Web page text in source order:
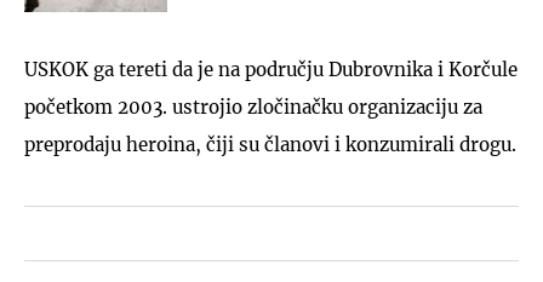
USKOK ga tereti da je na području Dubrovnika i Korčule
početkom 2003. ustrojio zločinačku organizaciju za
preprodaju heroina, čiji su članovi i konzumirali drogu.